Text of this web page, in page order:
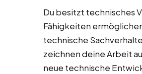
Du besitzt technisches
Fähigkeiten
technische
zeichnen deine Arbeit
neue technische